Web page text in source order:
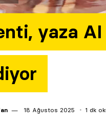
yaza
18 Ağustos 2025 1 dk